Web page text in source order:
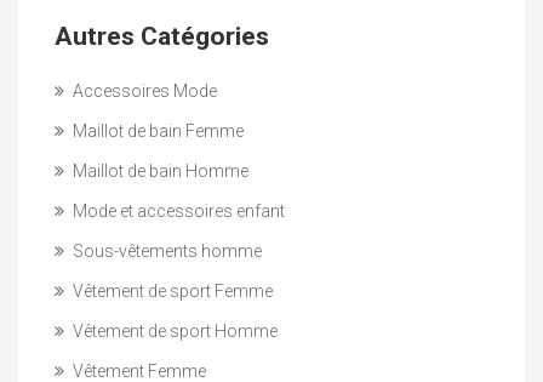
Autres Catégories
Accessoires Mode
Maillot de bain Femme
Maillot de bain Homme
Mode et accessoires enfant
Sous-vêtements homme
Vêtement de sport Femme
Vêtement de sport Homme
Vêtement Femme